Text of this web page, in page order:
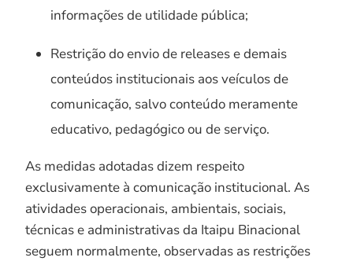
informações de utilidade pública;
Restrição do envio de releases e demais
conteúdos institucionais aos veículos de
comunicação, salvo conteúdo meramente
educativo, pedagógico ou de serviço.
As medidas adotadas dizem respeito
exclusivamente à comunicação institucional. As
atividades operacionais, ambientais, sociais,
técnicas e administrativas da Itaipu Binacional
seguem normalmente, observadas as restrições